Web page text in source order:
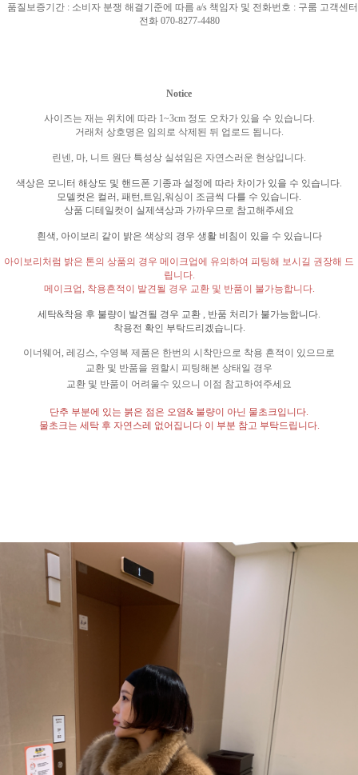
품질보증기간 : 소비자 분쟁 해결기준에 따름 a/s 책임자 및 전화번호 : 구룸 고객센터
전화 070-8277-4480
Notice
사이즈는 재는 위치에 따라 1~3cm 정도 오차가 있을 수 있습니다.
거래처 상호명은 임의로 삭제된 뒤 업로드 됩니다.
린넨, 마, 니트 원단 특성상 실섞임은 자연스러운 현상입니다.
색상은 모니터 해상도 및 핸드폰 기종과 설정에 따라 차이가 있을 수 있습니다.
모델컷은 컬러, 패턴,트임,워싱이 조금씩 다를 수 있습니다.
상품 디테일컷이 실제색상과 가까우므로 참고해주세요
흰색, 아이보리 같이 밝은 색상의 경우 생활 비침이 있을 수 있습니다
아이보리처럼 밝은 톤의 상품의 경우 메이크업에 유의하여 피팅해 보시길 권장해 드
립니다.
메이크업, 착용흔적이 발견될 경우 교환 및 반품이 불가능합니다.
세탁&착용 후 불량이 발견될 경우 교환 , 반품 처리가 불가능합니다.
착용전 확인 부탁드리겠습니다.
이너웨어, 레깅스, 수영복 제품은 한번의 시착만으로 착용 흔적이 있으므로
교환 및 반품을 원할시 피팅해본 상태일 경우
교환 및 반품이 어려울수 있으니 이점 참고하여주세요
단추 부분에 있는 붉은 점은 오염& 불량이 아닌 물초크입니다.
물초크는 세탁 후 자연스레 없어집니다 이 부분 참고 부탁드립니다.